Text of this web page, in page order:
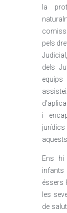
la
pels
dels
i
jurídics
Ens hi
infants
éssers
les
de